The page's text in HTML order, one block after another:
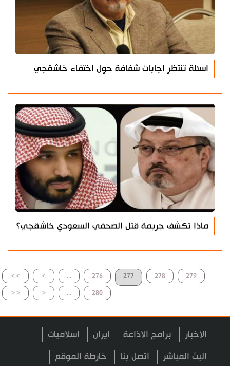
اسئلة تنتظر اجابات شفافة حول اختفاء خاشقجي
ماذا تكشف جريمة قتل الصحفي السعودي خاشقجي؟
>> > ... 276 277 278 279
280
...
<
<<
الاخبار برامج الاذاعة ايران اسلاميات
البث المباشر اتصل بنا خارطة الموقع